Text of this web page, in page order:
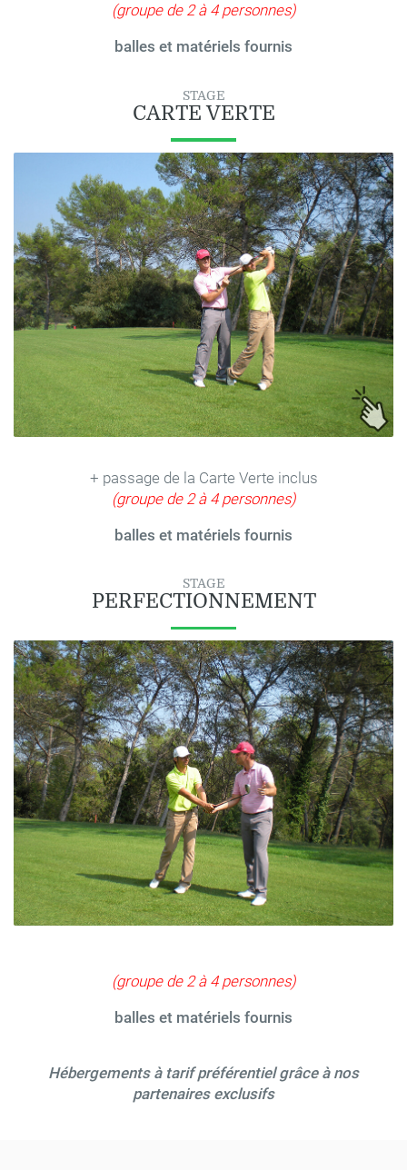
(groupe de 2 à 4 personnes)
balles et matériels fournis
STAGE
CARTE VERTE
+ passage de la Carte Verte inclus
(groupe de 2 à 4 personnes)
balles et matériels fournis
STAGE
PERFECTIONNEMENT
(groupe de 2 à 4 personnes)
balles et matériels fournis
Hébergements à tarif préférentiel grâce à nos
partenaires exclusifs